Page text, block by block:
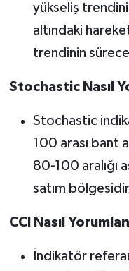
yükseliş
altındaki
trendinin
Stochastic Nasıl
Stochastic
100 arası bant
80-100 aralığı
satım
CCI Nasıl
İndikatör